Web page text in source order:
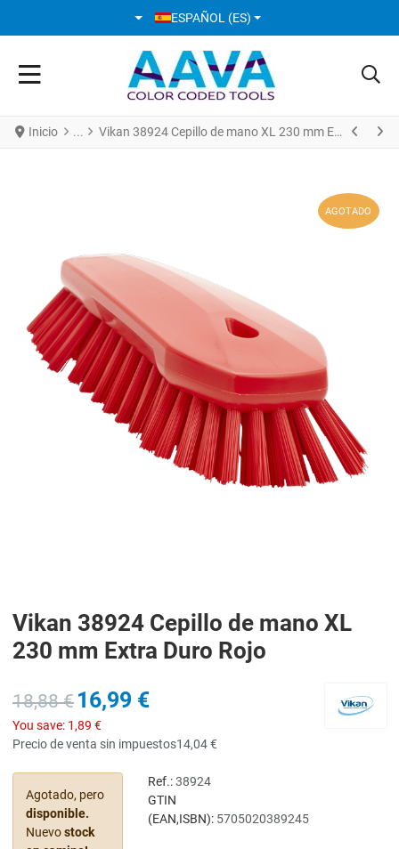
SELECCIONE SU IDIOMA
ESPAÑOL (ES)
Inicio Vikan 38924 Cepillo de mano XL 230 mm Extra Duro Rojo
AGOTADO
Vikan 38924 Cepillo de mano XL
230 mm Extra Duro Rojo
18,88 € 16,99 €
You save: 1,89 €
Precio de venta sin impuestos14,04 €
Agotado, pero
disponible.
Nuevostock
Ref.:38924
GTIN
(EAN,ISBN): 5705020389245